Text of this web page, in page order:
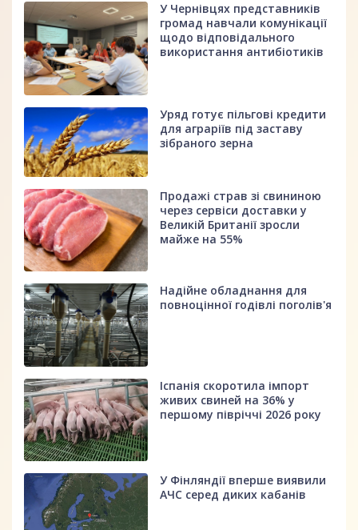
У Чернівцях представників
громад навчали комунікації
щодо відповідального
використання антибіотиків
Уряд готує пільгові кредити
для аграріїв під заставу
зібраного зерна
Продажі страв зі свининою
через сервіси доставки у
Великій Британії зросли
майже на 55%
Надійне обладнання для
повноцінної годівлі поголів'я
Іспанія скоротила імпорт
живих свиней на 36% у
першому півріччі 2026 року
У Фінляндії вперше виявили
АЧС серед диких кабанів